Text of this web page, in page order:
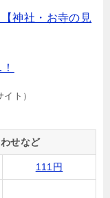
神社・お寺の見
イト）
せなど
111円